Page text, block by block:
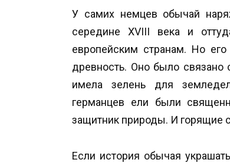
У самих немцев обычай
середине XVIII века и
европейским странам. Но
древность. Оно было связано
имела зелень для
германцев ели были
защитник природы. И горящие
Если история обычая